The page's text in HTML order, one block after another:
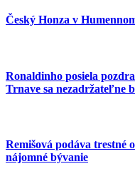
Český Honza v
Ronaldinho posiela
Trnave sa nezadržateľne
Remišová podáva trestné
nájomné bývanie